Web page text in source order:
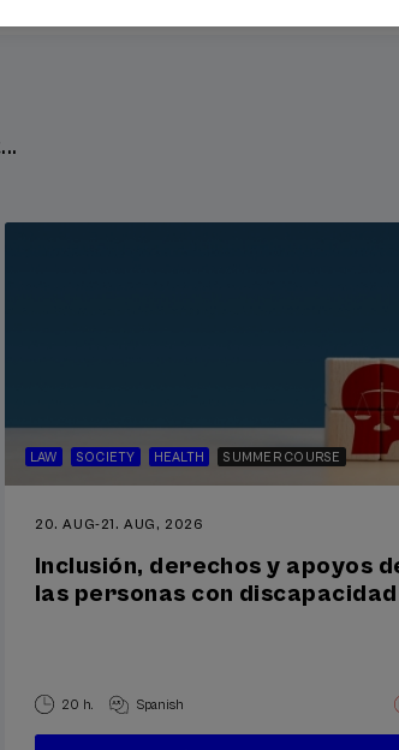
LAW SOCIETY HEALTH SUMMER COURSE
20. AUG-21. AUG, 2026
Inclusión, derechos y apoyos
las personas con discapacidad
20 h. Spanish